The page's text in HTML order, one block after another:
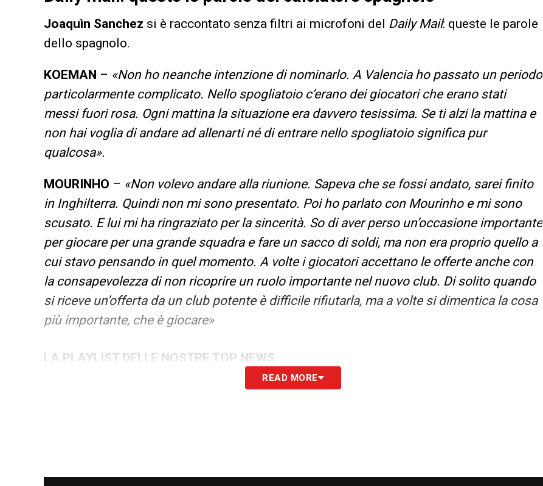
Joaquìn Sanchez si è raccontato senza filtri ai microfoni del Daily Mail: queste le parole
dello spagnolo.
KOEMAN – «Non ho neanche intenzione di nominarlo. A Valencia ho passato un periodo
particolarmente complicato. Nello spogliatoio c’erano dei giocatori che erano stati
messi fuori rosa. Ogni mattina la situazione era davvero tesissima. Se ti alzi la mattina e
non hai voglia di andare ad allenarti né di entrare nello spogliatoio significa pur
qualcosa».
MOURINHO – «Non volevo andare alla riunione. Sapeva che se fossi andato, sarei finito
in Inghilterra. Quindi non mi sono presentato. Poi ho parlato con Mourinho e mi sono
scusato. E lui mi ha ringraziato per la sincerità. So di aver perso un’occasione importante
per giocare per una grande squadra e fare un sacco di soldi, ma non era proprio quello a
cui stavo pensando in quel momento. A volte i giocatori accettano le offerte anche con
la consapevolezza di non ricoprire un ruolo importante nel nuovo club. Di solito quando
si riceve un’offerta da un club potente è difficile rifiutarla, ma a volte si dimentica la cosa
più importante, che è giocare»
LA PLAYLIST DELLE NOSTRE TOP NEWS
READ MORE